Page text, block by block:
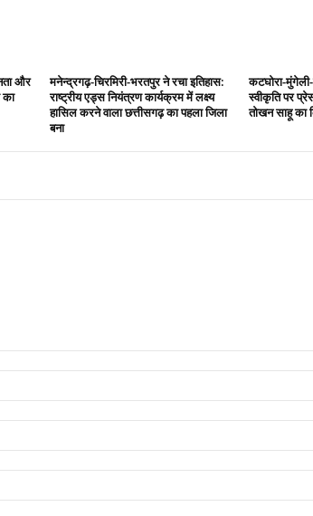
और
का
मनेन्द्रगढ़-चिरमिरी-भरतपुर ने रचा इतिहास:
राष्ट्रीय एड्स नियंत्रण कार्यक्रम में लक्ष्य
हासिल करने वाला छत्तीसगढ़ का पहला जिला
बना
कटघोरा-
स्वीकृति पर
तोखन साहू का